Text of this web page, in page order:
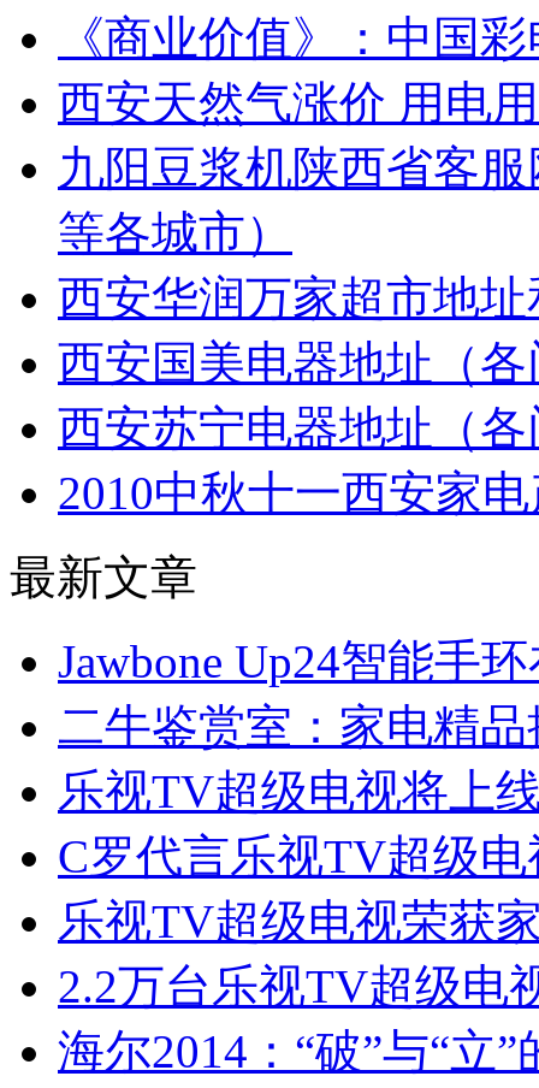
《商业价值》：中国
西安天然气涨价 用电
九阳豆浆机陕西省客
等各城市）
西安华润万家超市地
西安国美电器地址（
西安苏宁电器地址（
2010中秋十一西安家
最新文章
Jawbone Up24智能手
二牛鉴赏室：家电精品
乐视TV超级电视将上
C罗代言乐视TV超级
乐视TV超级电视荣获
2.2万台乐视TV超级电
海尔2014：“破”与“立